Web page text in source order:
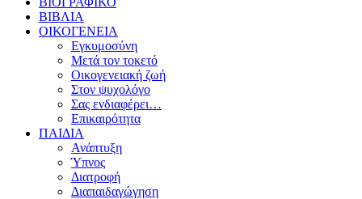
ΒΙΒΛΙΑ
ΟΙΚΟΓΕΝΕΙΑ
Εγκυμοσύνη
Μετά τον τοκετό
Οικογενειακή ζωή
Στον ψυχολόγο
Σας ενδιαφέρει…
Επικαιρότητα
ΠΑΙΔΙΑ
Ανάπτυξη
Ύπνος
Διατροφή
Διαπαιδαγώγηση